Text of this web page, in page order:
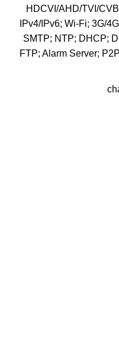
HDCVI/AHD/TVI/
IPv4/IPv6; Wi-Fi; 3G/
SMTP; NTP; DHCP;
FTP; Alarm Server;